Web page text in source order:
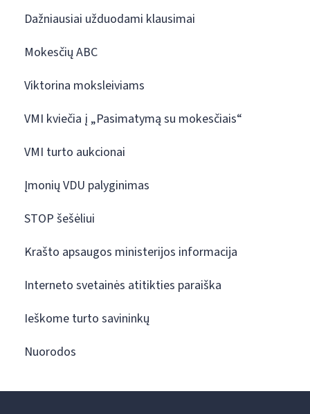
Dažniausiai užduodami klausimai
Mokesčių ABC
Viktorina moksleiviams
VMI kviečia į „Pasimatymą su mokesčiais“
VMI turto aukcionai
Įmonių VDU palyginimas
STOP šešėliui
Krašto apsaugos ministerijos informacija
Interneto svetainės atitikties paraiška
Ieškome turto savininkų
Nuorodos